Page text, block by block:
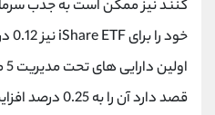
کنند نیز ممکن است به جذب
قصد دارد آن را به 0.25 درصد افزایش دهد.